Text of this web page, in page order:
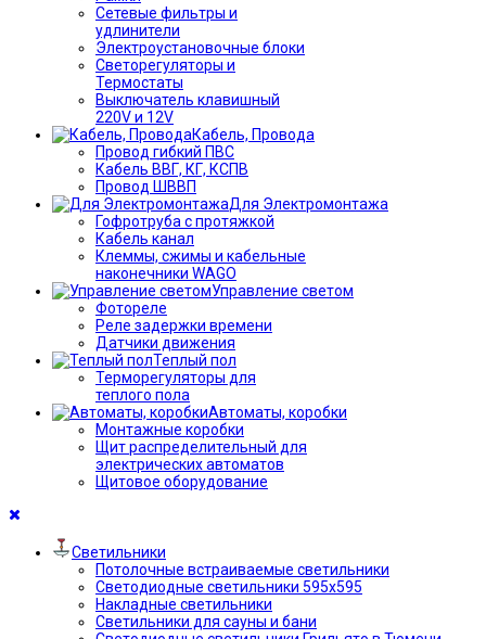
Сетевые фильтры и
удлинители
Электроустановочные блоки
Светорегуляторы и
Термостаты
Выключатель клавишный
220V и 12V
Кабель, Провода
Провод гибкий ПВС
Кабель ВВГ, КГ, КСПВ
Провод ШВВП
Для Электромонтажа
Гофротруба с протяжкой
Кабель канал
Клеммы, сжимы и кабельные
наконечники WAGO
Управление светом
Фотореле
Реле задержки времени
Датчики движения
Теплый пол
Терморегуляторы для
теплого пола
Автоматы, коробки
Монтажные коробки
Щит распределительный для
электрических автоматов
Щитовое оборудование
Светильники
Потолочные встраиваемые светильники
Светодиодные светильники 595х595
Накладные светильники
Светильники для сауны и бани